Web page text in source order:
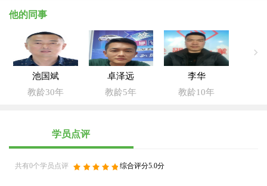
他的同事
池国斌
教龄30年
卓泽远
教龄5年
李华
教龄10年
学员点评
共有0个学员点评 综合评分5.0分